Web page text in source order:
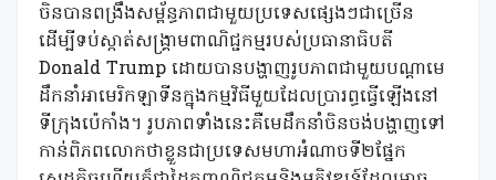
ចិនបានពង្រឹងសម្ព័ន្ធភាពជាមួយប្រទេសផ្សេងៗជាច្រើន
ដើម្បីទប់ស្កាត់សង្គ្រាមពាណិជ្ជកម្មរបស់ប្រធានាធិបតី
Donald Trump ដោយបានបង្ហាញរូបភាពជាមួយបណ្ដាមេ
ដឹកនាំអាមេរិកឡាទីនក្នុងកម្មវិធីមួយដែលប្រារព្ធធ្វើឡើងនៅ
ទីក្រុងប៉េកាំង។ រូបភាពទាំងនេះគឺមេដឹកនាំចិនចង់បង្ហាញទៅ
កាន់ពិភពលោកថាខ្លួនជាប្រទេសមហាអំណាចទី២ផ្នែក